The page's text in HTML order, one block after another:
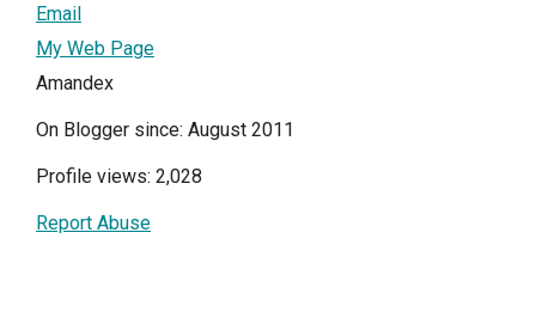
Email
My Web Page
Amandex
On Blogger since: August 2011
Profile views: 2,028
Report Abuse